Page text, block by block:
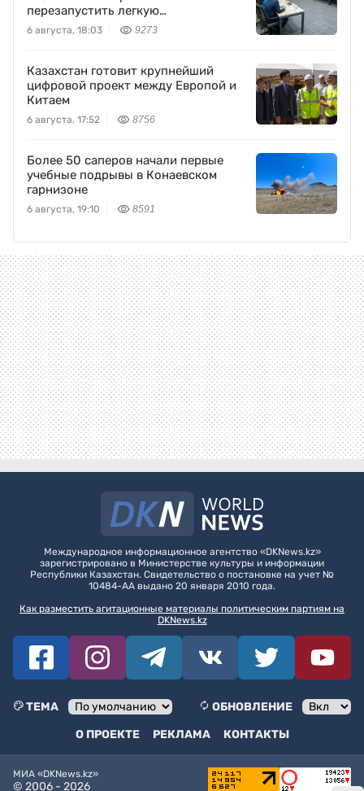
перезапустить легкую
промышленность
6 августа, 18:03 9273
Казахстан готовит крупнейший
цифровой проект между Европой и
Китаем
6 августа, 17:52 8756
Более 50 саперов начали первые
учебные подрывы в Конаевском
гарнизоне
6 августа, 19:10 8591
Международное информационное агентство «DKNews.kz»
зарегистрировано в Министерстве культуры и информации
Республики Казахстан. Свидетельство о постановке на учет №
10484-АА выдано 20 января 2010 года.
Как разместить агитационные материалы политическим партиям на
DKNews.kz
ТЕМА
ОБНОВЛЕНИЕ
О ПРОЕКТЕ
РЕКЛАМА КОНТАКТЫ
МИА «DKNews.kz»
© 2006 - 2026